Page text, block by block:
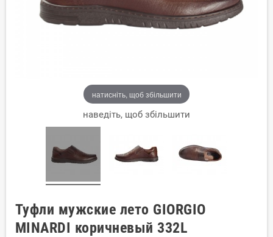
натисніть, щоб збільшити
наведіть, щоб збільшити
Туфли мужские лето GIORGIO
MINARDI коричневый 332L